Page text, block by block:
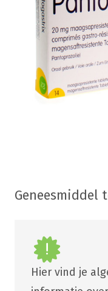
Geneesmiddel
Hier vind je